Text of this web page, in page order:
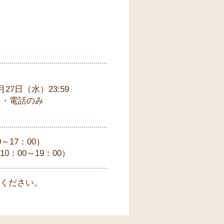
27日（水）23:59
電話のみ
17：00）
：00～19：00）
ださい。